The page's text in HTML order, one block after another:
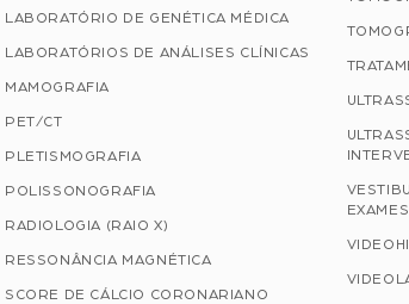
LABORATÓRIO DE GENÉTICA MÉDICA
LABORATÓRIOS DE ANÁLISES CLÍNICAS
MAMOGRAFIA
PET/CT
PLETISMOGRAFIA
POLISSONOGRAFIA
RADIOLOGIA (RAIO X)
RESSONÂNCIA MAGNÉTICA
SCORE DE CÁLCIO CORONARIANO